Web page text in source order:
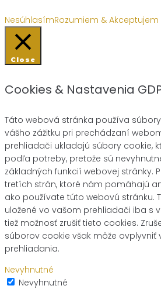
NesúhlasímRozumiem & Akceptujem
Close
Cookies & Nastavenia
Táto webová stránka používa
vášho zážitku pri prechádzaní
prehliadači ukladajú súbory cookie,
podľa potreby, pretože sú
základných funkcií webovej stránky.
tretích strán, ktoré nám pomáhajú
ako používate túto webovú stránku.
uložené vo vašom prehliadači iba s
tiež možnosť zrušiť tieto cookies.
súborov cookie však môže ovplyvniť
prehliadania.
Nevyhnutné
Nevyhnutné